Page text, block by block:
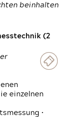
beinhalten
(2
einzelnen
•